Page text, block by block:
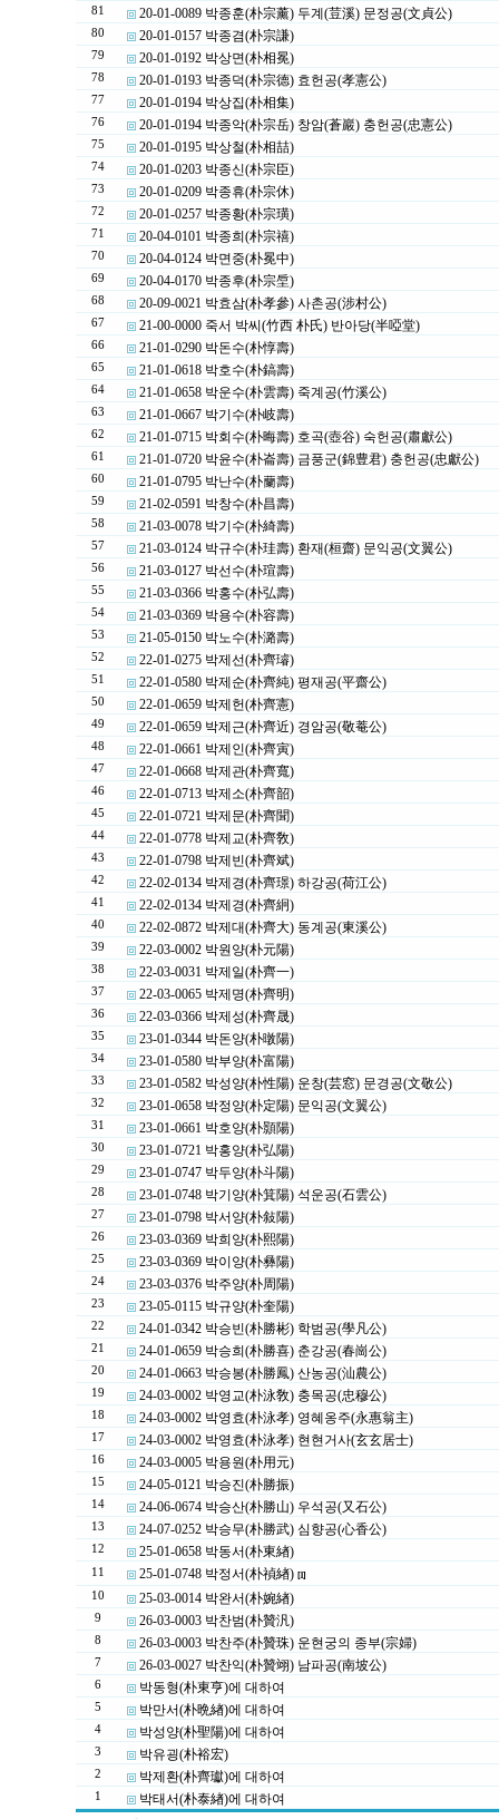
81 20-01-0089 박종훈(朴宗薰) 두계(荳溪) 문정공(文貞公)
80 20-01-0157 박종겸(朴宗謙)
79 20-01-0192 박상면(朴相冕)
78 20-01-0193 박종덕(朴宗德) 효헌공(孝憲公)
77 20-01-0194 박상집(朴相集)
76 20-01-0194 박종악(朴宗岳) 창암(蒼巖) 충헌공(忠憲公)
75 20-01-0195 박상철(朴相喆)
74 20-01-0203 박종신(朴宗臣)
73 20-01-0209 박종휴(朴宗休)
72 20-01-0257 박종황(朴宗璜)
71 20-04-0101 박종희(朴宗禧)
70 20-04-0124 박면중(朴冕中)
69 20-04-0170 박종후(朴宗垕)
68 20-09-0021 박효삼(朴孝參) 사촌공(涉村公)
67 21-00-0000 죽서 박씨(竹西 朴氏) 반아당(半啞堂)
66 21-01-0290 박돈수(朴惇壽)
65 21-01-0618 박호수(朴鎬壽)
64 21-01-0658 박운수(朴雲壽) 죽계공(竹溪公)
63 21-01-0667 박기수(朴岐壽)
62 21-01-0715 박회수(朴晦壽) 호곡(壺谷) 숙헌공(肅獻公)
61 21-01-0720 박윤수(朴崙壽) 금풍군(錦豊君) 충헌공(忠獻公)
60 21-01-0795 박난수(朴蘭壽)
59 21-02-0591 박창수(朴昌壽)
58 21-03-0078 박기수(朴綺壽)
57 21-03-0124 박규수(朴珪壽) 환재(桓齋) 문익공(文翼公)
56 21-03-0127 박선수(朴瑄壽)
55 21-03-0366 박홍수(朴弘壽)
54 21-03-0369 박용수(朴容壽)
53 21-05-0150 박노수(朴潞壽)
52 22-01-0275 박제선(朴齊璿)
51 22-01-0580 박제순(朴齊純) 평재공(平齋公)
50 22-01-0659 박제헌(朴齊憲)
49 22-01-0659 박제근(朴齊近) 경암공(敬菴公)
48 22-01-0661 박제인(朴齊寅)
47 22-01-0668 박제관(朴齊寬)
46 22-01-0713 박제소(朴齊韶)
45 22-01-0721 박제문(朴齊聞)
44 22-01-0778 박제교(朴齊敎)
43 22-01-0798 박제빈(朴齊斌)
42 22-02-0134 박제경(朴齊璟) 하강공(荷江公)
41 22-02-0134 박제경(朴齊絅)
40 22-02-0872 박제대(朴齊大) 동계공(東溪公)
39 22-03-0002 박원양(朴元陽)
38 22-03-0031 박제일(朴齊一)
37 22-03-0065 박제명(朴齊明)
36 22-03-0366 박제성(朴齊晟)
35 23-01-0344 박돈양(朴暾陽)
34 23-01-0580 박부양(朴富陽)
33 23-01-0582 박성양(朴性陽) 운창(芸窓) 문경공(文敬公)
32 23-01-0658 박정양(朴定陽) 문익공(文翼公)
31 23-01-0661 박호양(朴顥陽)
30 23-01-0721 박홍양(朴弘陽)
29 23-01-0747 박두양(朴斗陽)
28 23-01-0748 박기양(朴箕陽) 석운공(石雲公)
27 23-01-0798 박서양(朴敍陽)
26 23-03-0369 박희양(朴熙陽)
25 23-03-0369 박이양(朴彝陽)
24 23-03-0376 박주양(朴周陽)
23 23-05-0115 박규양(朴奎陽)
22 24-01-0342 박승빈(朴勝彬) 학범공(學凡公)
21 24-01-0659 박승희(朴勝喜) 춘강공(春崗公)
20 24-01-0663 박승봉(朴勝鳳) 산농공(汕農公)
19 24-03-0002 박영교(朴泳敎) 충목공(忠穆公)
18 24-03-0002 박영효(朴泳孝) 영혜옹주(永惠翁主)
17 24-03-0002 박영효(朴泳孝) 현현거사(玄玄居士)
16 24-03-0005 박용원(朴用元)
15 24-05-0121 박승진(朴勝振)
14 24-06-0674 박승산(朴勝山) 우석공(又石公)
13 24-07-0252 박승무(朴勝武) 심향공(心香公)
12 25-01-0658 박동서(朴東緖)
11 25-01-0748 박정서(朴禎緖) [1]
10 25-03-0014 박완서(朴婉緖)
9 26-03-0003 박찬범(朴贊汎)
8 26-03-0003 박찬주(朴贊珠) 운현궁의 종부(宗婦)
7 26-03-0027 박찬익(朴贊翊) 남파공(南坡公)
6 박동형(朴東亨)에 대하여
5 박만서(朴晩緖)에 대하여
4 박성양(朴聖陽)에 대하여
3 박유굉(朴裕宏)
2 박제환(朴齊瓛)에 대하여
1 박태서(朴泰緖)에 대하여